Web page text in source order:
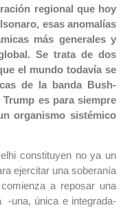
regional que hoy
esas anomalías
más generales y
Se trata de dos
el mundo todavía se
de la banda Bush-
es para siempre
organismo sistémico
constituyen no ya un
ejercitar una soberanía
a reposar una
-una, única e integrada-